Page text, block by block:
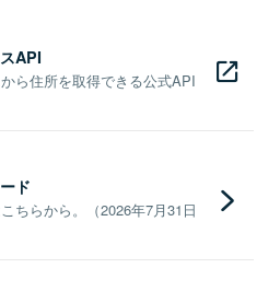
API
ら住所を取得できる公式API
ド
ちらから。（2026年7月31日